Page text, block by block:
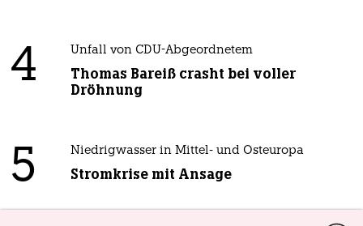
4 Unfall von CDU-Abgeordnetem
Thomas Bareiß crasht bei voller
Dröhnung
5 Niedrigwasser in Mittel- und Osteuropa
Stromkrise mit Ansage